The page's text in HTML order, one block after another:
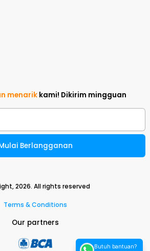
menarik kami! Dikirim mingguan
Berlangganan
2026. All rights reserved
Terms & Conditions
Our partners
Butuh bantuan?